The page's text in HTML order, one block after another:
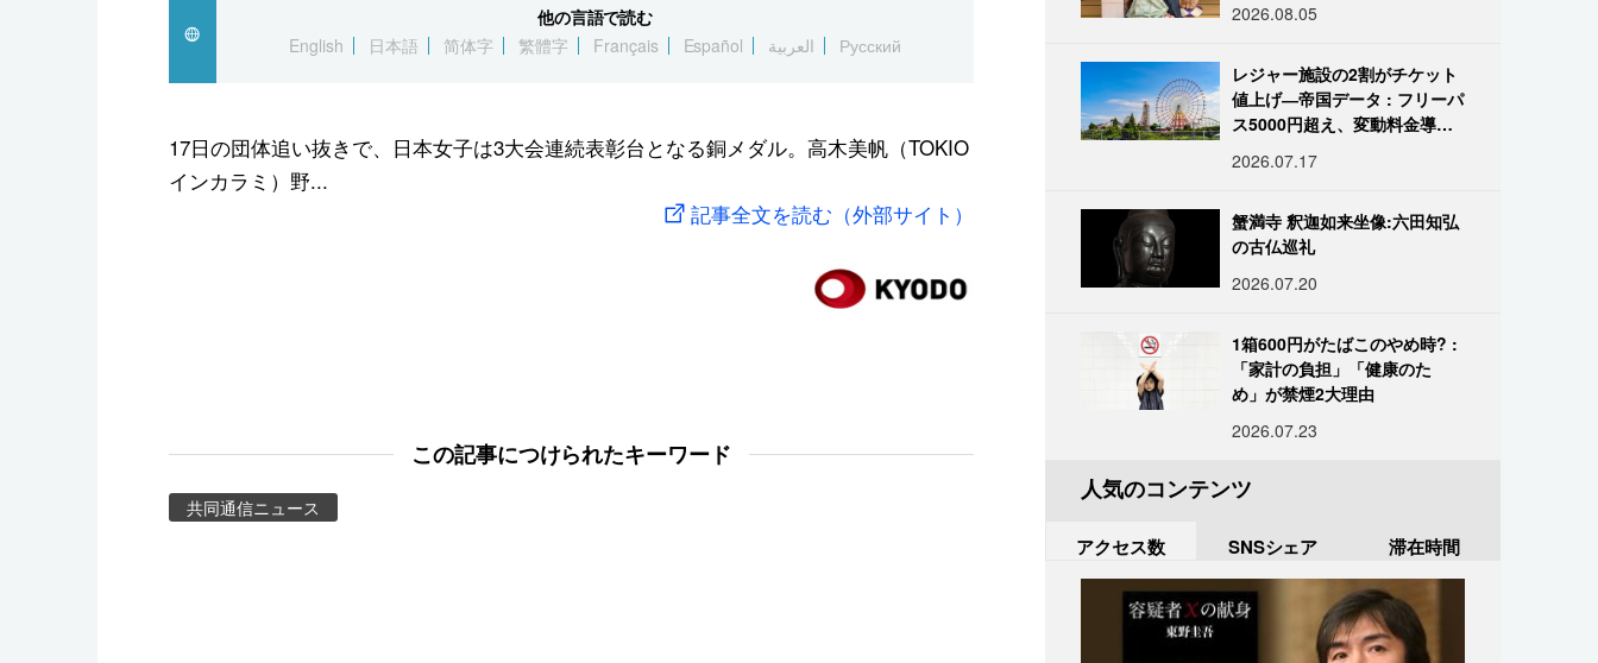
スポーツ・東京2020
他の言語で読む
English
日本語 简体字 繁體字 Français Español العربية Русский
17日の団体追い抜きで、日本女子は3大会連続表彰台となる銅メダル。高木美帆（TOKIO
インカラミ）野...
記事全文を読む（外部サイト）
この記事につけられたキーワード
共同通信ニュース
2026.08.05
レジャー施設の2割がチケット
値上げ―帝国データ : フリーパ
ス5000円超え、変動料金導入
2026.07.17
蟹満寺 釈迦如来坐像:六田知弘
の古仏巡礼
2026.07.20
1箱600円がたばこのやめ時? :
「家計の負担」「健康のた
め」が禁煙2大理由
2026.07.23
人気のコンテンツ
アクセス数 SNSシェア 滞在時間